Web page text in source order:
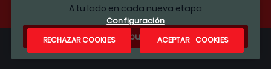
A tu lado en cada nueva etapa
¿Te apuntas?
Condiciones legales
Configuración
RECHAZAR COOKIES
ACEPTAR COOKIES